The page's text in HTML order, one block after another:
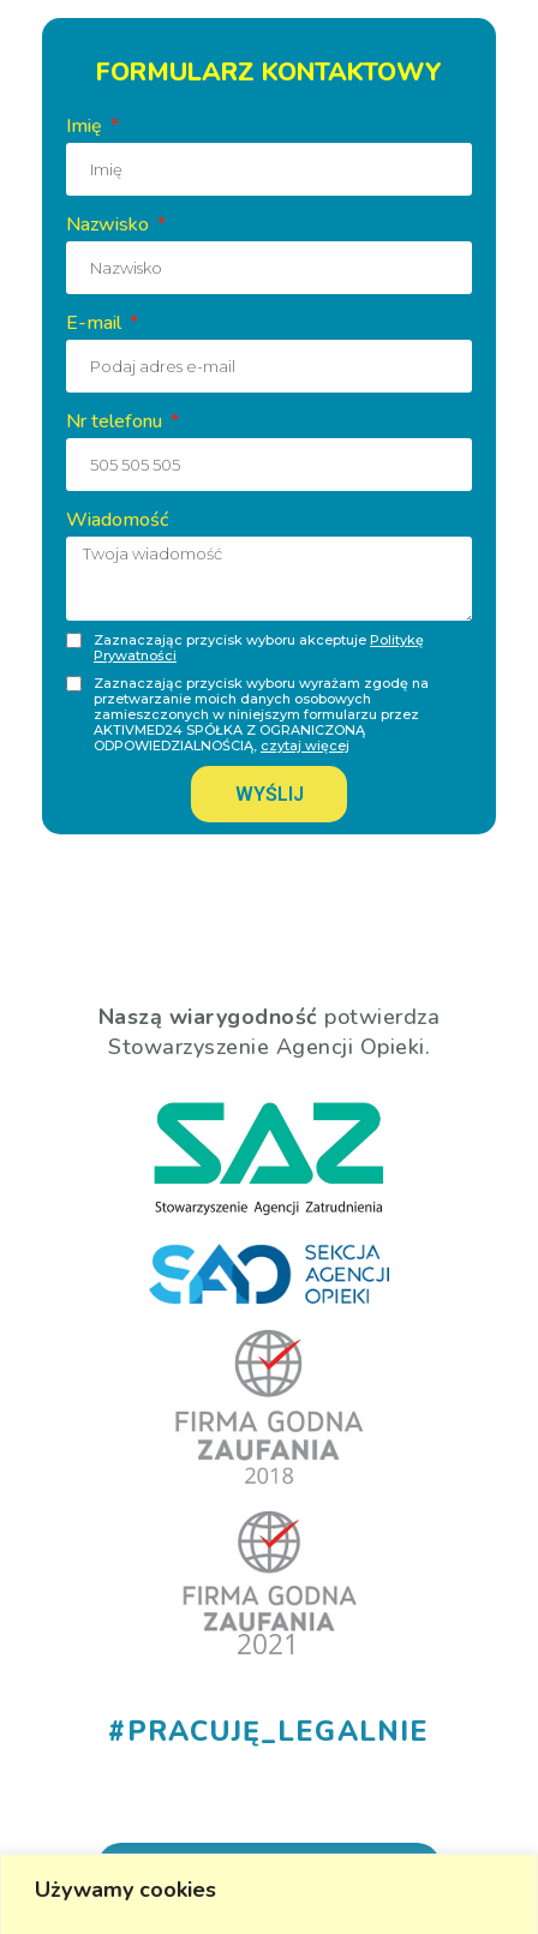
Używamy cookies
FORMULARZ KONTAKTOWY
Imię
Nazwisko
E-mail
Nr telefonu
Wiadomość
Zaznaczając przycisk wyboru akceptuje Politykę
Prywatności
Zaznaczając przycisk wyboru wyrażam zgodę na
przetwarzanie moich danych osobowych
zamieszczonych w niniejszym formularzu przez
AKTIVMED24 SPÓŁKA Z OGRANICZONĄ
ODPOWIEDZIALNOŚCIĄ, czytaj więcej
WYŚLIJ
Naszą wiarygodność potwierdza
Stowarzyszenie Agencji Opieki.
#PRACUJĘ_LEGALNIE
+48 530 555 015